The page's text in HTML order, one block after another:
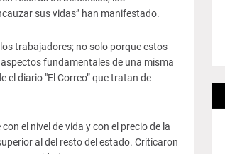
sus vidas” han manifestado.
trabajadores; no solo porque estos
fundamentales de una misma
el diario "El Correo” que tratan de
el nivel de vida y con el precio de la
al del resto del estado. Criticaron